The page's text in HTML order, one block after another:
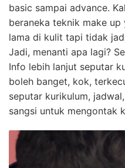
basic sampai advance.
beraneka teknik make
lama di kulit tapi tidak
Jadi, menanti apa lagi?
Info lebih lanjut seputar
boleh banget, kok,
seputar kurikulum,
sangsi untuk mengontak